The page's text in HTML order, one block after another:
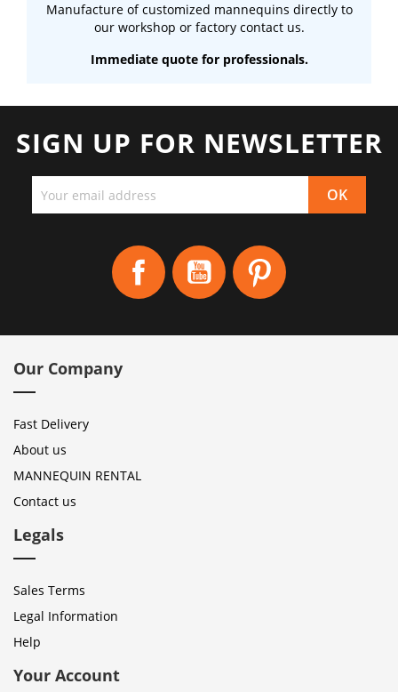
Manufacture of customized mannequins directly to
our workshop or factory contact us.
Immediate quote for professionals.
SIGN UP FOR NEWSLETTER
Facebook YouTube
Our Company
Fast Delivery
About us
MANNEQUIN RENTAL
Contact us
Legals
Sales Terms
Legal Information
Help
Your Account